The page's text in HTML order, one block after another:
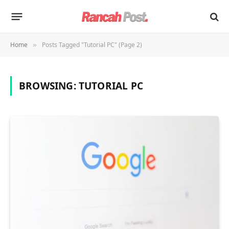
Home » Posts Tagged "Tutorial PC" (Page 2)
BROWSING:TUTORIAL PC